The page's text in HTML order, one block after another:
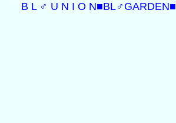
B L ♂ U N I O N■BL♂GARDEN■